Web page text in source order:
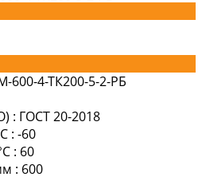
: ГОСТ 20-2018
: -60
: 60
: 600